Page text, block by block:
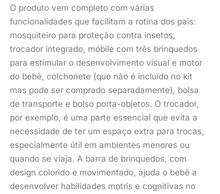
O produto vem completo com várias
funcionalidades que facilitam a rotina dos pais:
mosquiteiro para proteção contra insetos,
trocador integrado, móbile com três brinquedos
para estimular o desenvolvimento visual e motor
do bebê, colchonete (que não é incluído no kit
mas pode ser comprado separadamente), bolsa
de transporte e bolso porta-objetos. O trocador,
por exemplo, é uma parte essencial que evita a
necessidade de ter um espaço extra para trocas,
especialmente útil em ambientes menores ou
quando se viaja. A barra de brinquedos, com
design colorido e movimentado, ajuda o bebê a
desenvolver habilidades motris e cognitivas no